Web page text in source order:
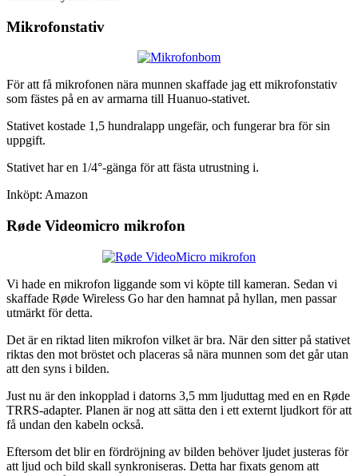
Mikrofonstativ
För att få mikrofonen nära munnen skaffade jag ett mikrofonstativ
som fästes på en av armarna till Huanuo-stativet.
Stativet kostade 1,5 hundralapp ungefär, och fungerar bra för sin
uppgift.
Stativet har en 1/4°-gänga för att fästa utrustning i.
Inköpt: Amazon
Røde Videomicro mikrofon
Vi hade en mikrofon liggande som vi köpte till kameran. Sedan vi
skaffade Røde Wireless Go har den hamnat på hyllan, men passar
utmärkt för detta.
Det är en riktad liten mikrofon vilket är bra. När den sitter på stativet
riktas den mot bröstet och placeras så nära munnen som det går utan
att den syns i bilden.
Just nu är den inkopplad i datorns 3,5 mm ljuduttag med en en Røde
TRRS-adapter. Planen är nog att sätta den i ett externt ljudkort för att
få undan den kabeln också.
Eftersom det blir en fördröjning av bilden behöver ljudet justeras för
att ljud och bild skall synkroniseras. Detta har fixats genom att